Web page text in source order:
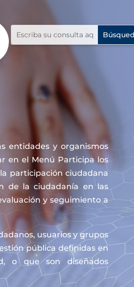
entidades y organismos
en el Menú Participa los
participación ciudadana
de la ciudadanía en las
y seguimiento a
usuarios y grupos
pública definidas en
o que son diseñados